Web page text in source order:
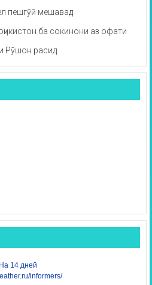
пешгӯӣ мешавад
ба сокинони аз офати
Рӯшон расид
На 14 дней
informers/